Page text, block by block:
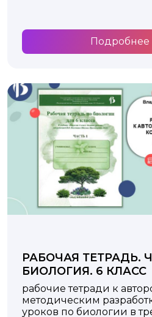
Подробнее
РАБОЧАЯ ТЕТРАДЬ.
БИОЛОГИЯ. 6 КЛАСС
рабочие тетради к
методическим
уроков по биологии в